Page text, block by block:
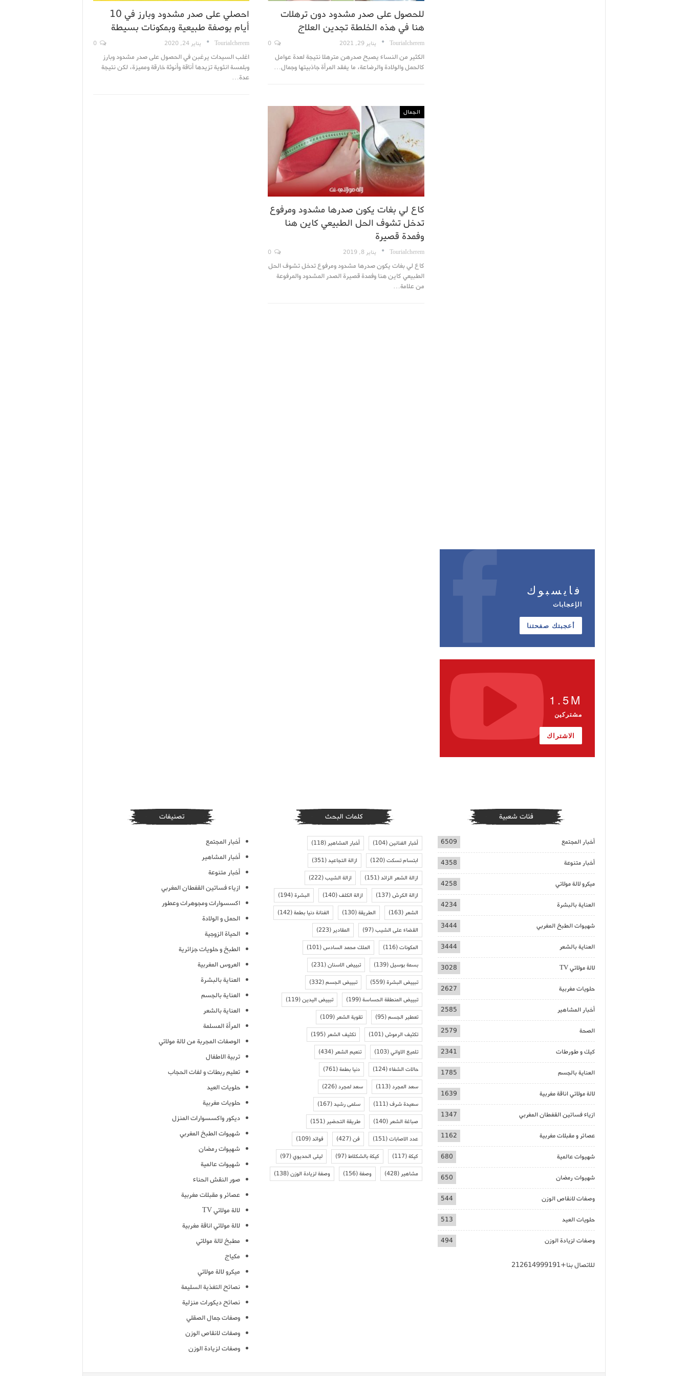
للحصول على صدر مشدود دون ترهلات
هنا في هذه الخلطة تجدين العلاج
TouriaIcherem يناير 29, 2021
الكثير من النساء يصبح صدرهن مترهلا نتيجة لعدة عوامل
كالحمل والولادة والرضاعة، ما يفقد المرأة جاذبيتها وجمال…
احصلي على صدر مشدود وبارز في 10
أيام بوصفة طبيعية وبمكونات بسيطة
TouriaIcherem يناير 24, 2020
اغلب السيدات يرغبن في الحصول على صدر مشدود وبارز
وبلمسة انثوية تزيدها أناقة وأنوثة خارقة ومميزة، لكن نتيجة
عدة…
الجمال
كاع لي بغات يكون صدرها مشدود ومرفوع
تدخل تشوف الحل الطبيعي كاين هنا
وفمدة قصيرة
TouriaIcherem يناير 8, 2019
كاع لي بغات يكون صدرها مشدود ومرفوع تدخل تشوف الحل
الطبيعي كاين هنا وفمدة قصيرة الصدر المشدود والمرفوعة
من علامة…
فايسبوك
الإعجابات
أعجبتك صفحتنا
1.5M
مشتركين
الاشتراك
فئات شعبية
أخبار المجتمع 6509
أخبار متنوعة 4358
ميكرو لالة مولاتي 4258
العناية بالبشرة 4234
شهيوات الطبخ المغربي 3444
العناية بالشعر 3444
لالة مولاتي TV 3028
حلويات مغربية 2627
أخبار المشاهير 2585
الصحة 2579
كيك و طورطات 2341
العناية بالجسم 1785
لالة مولاتي اناقة مغربية 1639
ازياء فساتين القفطان المغربي 1347
عصائر و مقبلات مغربية 1162
شهيوات عالمية 680
شهيوات رمضان 650
وصفات لانقاص الوزن 544
حلويات العيد 513
وصفات لزيادة الوزن 494
للاتصال بنا+212614999191
كلمات البحث
أخبار الفنانين(104) أخبار المشاهير(118)
ابتسام تسكت(120) ازالة التجاعيد(351)
ازالة الشعر الزائد(151) ازالة الشيب(222)
ازالة الكرش(137) ازالة الكلف(140) البشرة(194)
الشعر(163) الطريقة(130) الفنانة دنيا بطمة(142)
القضاء على الشيب(97) المقادير(223)
المكونات(116) الملك محمد السادس(101)
بسمة بوسيل(139) تبييض الاسنان(231)
تبييض البشرة(559) تبييض الجسم(332)
تبييض المنطقة الحساسة(199) تبييض اليدين(119)
تعطير الجسم(95) تقوية الشعر(109)
تكثيف الرموش(101) تكثيف الشعر(195)
تلميع الاواني(103) تنعيم الشعر(434)
حالات الشفاء(124) دنيا بطمة(761)
سعد المجرد(113) سعد لمجرد(226)
سعيدة شرف(111) سلمى رشيد(167)
صباغة الشعر(140) طريقة التحضير(151)
عدد الاصابات(151) فن(427) فوائد(109)
كيكة(117) كيكة بالشكلاط(97) ليلى الحديوي(97)
مشاهير(428) وصفة(156) وصفة لزيادة الوزن(138)
تصنيفات
أخبار المجتمع
أخبار المشاهير
أخبار متنوعة
ازياء فساتين القفطان المغربي
اكسسوارات ومجوهرات وعطور
الحمل و الولادة
الحياة الزوجية
الطبخ و حلويات جزائرية
العروس المغربية
العناية بالبشرة
العناية بالجسم
العناية بالشعر
المرأة المسلمة
الوصفات المجربة من لالة مولاتي
تربية الاطفال
تعليم ربطات و لفات الحجاب
حلويات العيد
حلويات مغربية
ديكور واكسسوارات المنزل
شهيوات الطبخ المغربي
شهيوات رمضان
شهيوات عالمية
صور النقش الحناء
عصائر و مقبلات مغربية
لالة مولاتي TV
لالة مولاتي اناقة مغربية
مطبخ لالة مولاتي
مكياج
ميكرو لالة مولاتي
نصائح التغذية السليمة
نصائح ديكورات منزلية
وصفات جمال الصقلي
وصفات لانقاص الوزن
وصفات لزيادة الوزن